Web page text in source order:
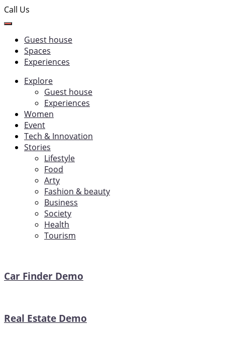
Call Us
Guest house
Spaces
Experiences
Explore
Guest house
Experiences
Women
Event
Tech & Innovation
Stories
Lifestyle
Food
Arty
Fashion & beauty
Business
Society
Health
Tourism
Car Finder Demo
Real Estate Demo